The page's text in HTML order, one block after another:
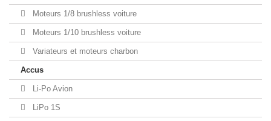
Moteurs 1/8 brushless voiture
Moteurs 1/10 brushless voiture
Variateurs et moteurs charbon
Accus
Li-Po Avion
LiPo 1S